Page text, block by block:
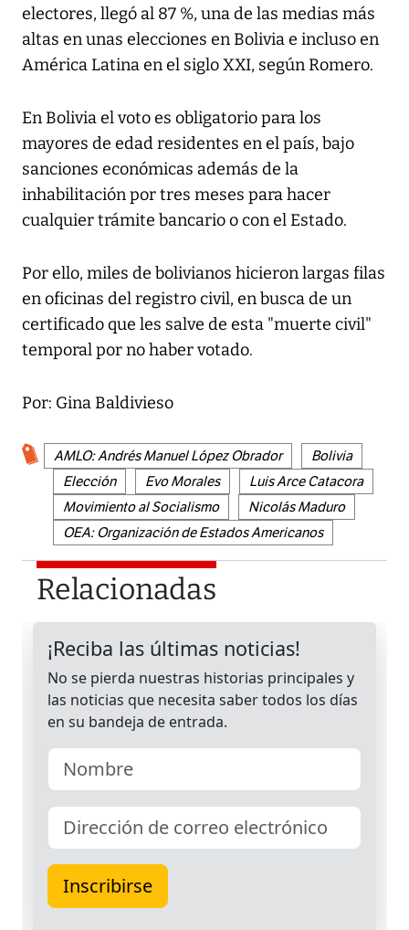
electores, llegó al 87 %, una de las medias más
altas en unas elecciones en Bolivia e incluso en
América Latina en el siglo XXI, según Romero.
En Bolivia el voto es obligatorio para los
mayores de edad residentes en el país, bajo
sanciones económicas además de la
inhabilitación por tres meses para hacer
cualquier trámite bancario o con el Estado.
Por ello, miles de bolivianos hicieron largas filas
en oficinas del registro civil, en busca de un
certificado que les salve de esta "muerte civil"
temporal por no haber votado.
Por: Gina Baldivieso
AMLO: Andrés Manuel López Obrador
Bolivia
Elección
Evo Morales
Luis Arce Catacora
Movimiento al Socialismo
Nicolás Maduro
OEA: Organización de Estados Americanos
Relacionadas